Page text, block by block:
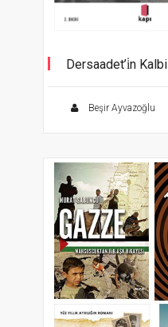
Dersaadet’i̇n Kalbi
Beşir Ayvazoğlu